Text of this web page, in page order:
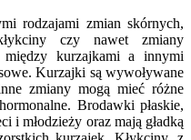
rodzajami zmian skórnych,
czy nawet zmiany
kurzajkami a innymi
Kurzajki są wywoływane
zmiany mogą mieć różne
Brodawki płaskie,
i młodzieży oraz mają gładką